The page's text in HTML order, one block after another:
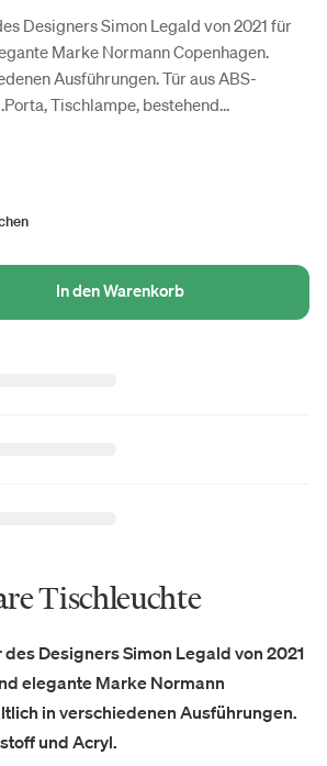
Designers Simon Legald von 2021 für
Marke Normann Copenhagen.
Ausführungen. Tür aus ABS-
Tischlampe, bestehend...
In den Warenkorb
Tischleuchte
Designers Simon Legald von 2021
elegante Marke Normann
in verschiedenen Ausführungen.
und Acryl.